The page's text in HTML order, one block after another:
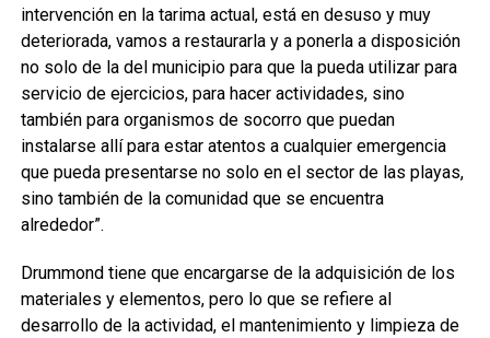
intervención en la tarima actual, está en desuso y muy
deteriorada, vamos a restaurarla y a ponerla a disposición
no solo de la del municipio para que la pueda utilizar para
servicio de ejercicios, para hacer actividades, sino
también para organismos de socorro que puedan
instalarse allí para estar atentos a cualquier emergencia
que pueda presentarse no solo en el sector de las playas,
sino también de la comunidad que se encuentra
alrededor”.
Drummond tiene que encargarse de la adquisición de los
materiales y elementos, pero lo que se refiere al
desarrollo de la actividad, el mantenimiento y limpieza de